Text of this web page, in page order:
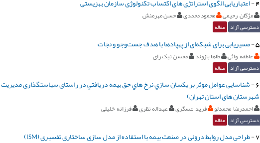
4
-اعتباریابی الگوی استراتژی های اکتساب تکنولوژی سازمان بهزیستی
مژگان رحیمی محمود محمدی حسن مهرمنش
دسترسی آزاد مقاله
5
-مسیریابی برای شبکه‌ای از پهپادها با هدف جست‌وجو و نجات
عاطفه واثی طاها بازوند محسن نیک رای
دسترسی آزاد مقاله
6
-شناسایی عوامل موثر بر يكسان سازي نرخ هاي حق بيمه دريافتي در راستای سیاستگذاری مدیریت
شهرستان های استان تهران)
احمدرضا محمدلو فرید عسگری عبداله نظری فرزانه خلیلی
دسترسی آزاد مقاله
7
-طراحی مدل روابط درونی در صنعت بیمه با استفاده از مدل سازی ساختاری تفسیری (ISM)